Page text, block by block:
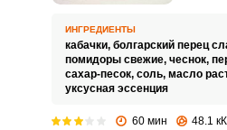
столу
ИНГРЕДИЕНТЫ
кабачки, болгарский перец
помидоры свежие, чеснок,
сахар-песок, соль, масло
уксусная эссенция
60 мин 48.1